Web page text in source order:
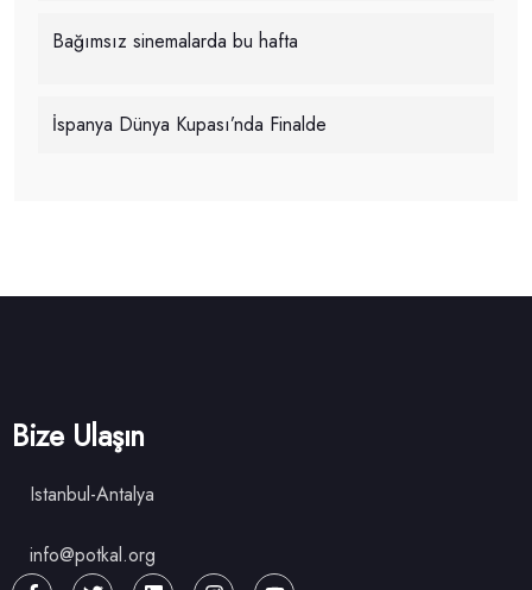
Bağımsız sinemalarda bu hafta
İspanya Dünya Kupası’nda Finalde
Bize Ulaşın
Istanbul-Antalya
info@potkal.org